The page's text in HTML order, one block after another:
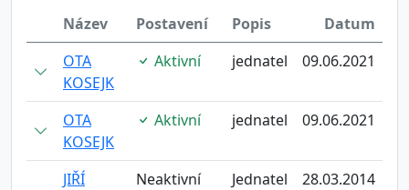
Název
Postavení Popis
Datum
OTA
KOSEJK
Aktivní jednatel 09.06.2021
OTA
KOSEJK
Aktivní jednatel 09.06.2021
JIŘÍ
Neaktivní Jednatel 28.03.2014